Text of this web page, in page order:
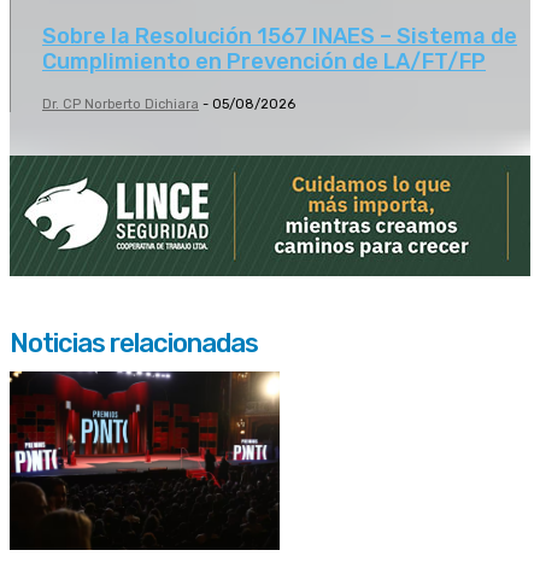
Sobre la Resolución 1567 INAES – Sistema de
Cumplimiento en Prevención de LA/FT/FP
Dr. CP Norberto Dichiara - 05/08/2026
Noticias relacionadas